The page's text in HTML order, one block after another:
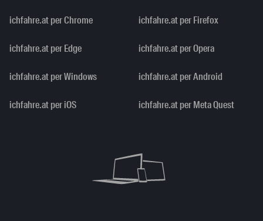
ichfahre.at per Chrome ichfahre.at per Firefox
ichfahre.at per Edge ichfahre.at per Opera
ichfahre.at per Windows ichfahre.at per Android
ichfahre.at per iOS ichfahre.at per Meta Quest